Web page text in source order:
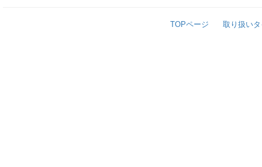
TOPページ 取り扱い